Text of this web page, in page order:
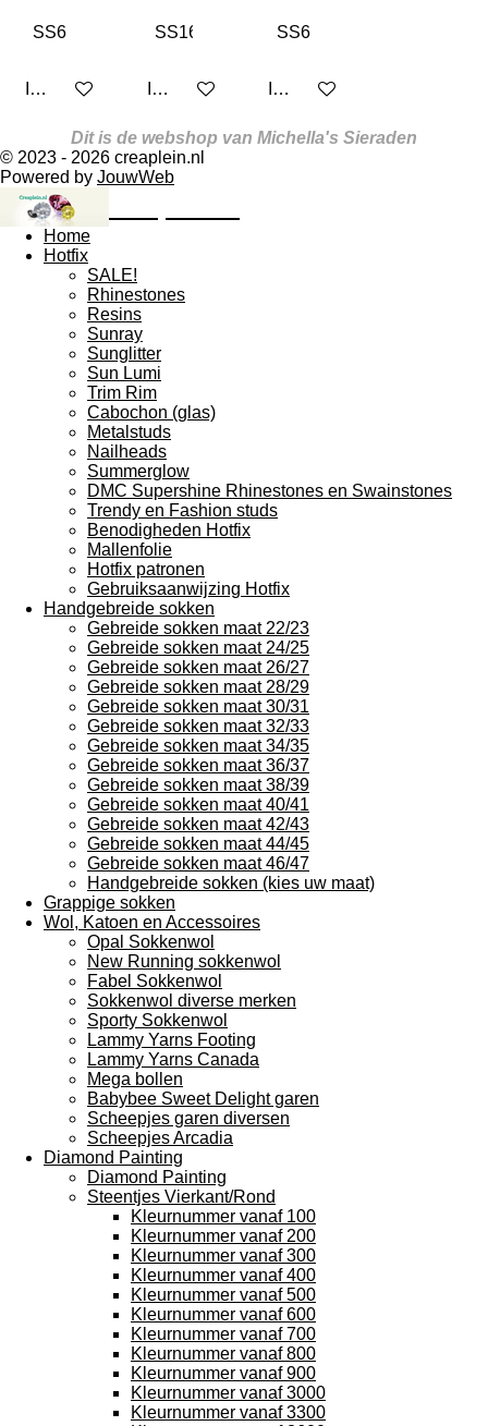
In winkelwagen In winkelwagen In winkelwagen
Dit is de webshop van Michella's Sieraden
© 2023 - 2026 creaplein.nl
Powered by JouwWeb
Home
Hotfix
SALE!
Rhinestones
Resins
Sunray
Sunglitter
Sun Lumi
Trim Rim
Cabochon (glas)
Metalstuds
Nailheads
Summerglow
DMC Supershine Rhinestones en Swainstones
Trendy en Fashion studs
Benodigheden Hotfix
Mallenfolie
Hotfix patronen
Gebruiksaanwijzing Hotfix
Handgebreide sokken
Gebreide sokken maat 22/23
Gebreide sokken maat 24/25
Gebreide sokken maat 26/27
Gebreide sokken maat 28/29
Gebreide sokken maat 30/31
Gebreide sokken maat 32/33
Gebreide sokken maat 34/35
Gebreide sokken maat 36/37
Gebreide sokken maat 38/39
Gebreide sokken maat 40/41
Gebreide sokken maat 42/43
Gebreide sokken maat 44/45
Gebreide sokken maat 46/47
Handgebreide sokken (kies uw maat)
Grappige sokken
Wol, Katoen en Accessoires
Opal Sokkenwol
New Running sokkenwol
Fabel Sokkenwol
Sokkenwol diverse merken
Sporty Sokkenwol
Lammy Yarns Footing
Lammy Yarns Canada
Mega bollen
Babybee Sweet Delight garen
Scheepjes garen diversen
Scheepjes Arcadia
Diamond Painting
Diamond Painting
Steentjes Vierkant/Rond
Kleurnummer vanaf 100
Kleurnummer vanaf 200
Kleurnummer vanaf 300
Kleurnummer vanaf 400
Kleurnummer vanaf 500
Kleurnummer vanaf 600
Kleurnummer vanaf 700
Kleurnummer vanaf 800
Kleurnummer vanaf 900
Kleurnummer vanaf 3000
Kleurnummer vanaf 3300